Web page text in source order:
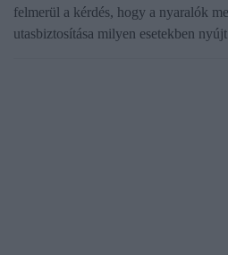
felmerül a kérdés, hogy a nyaralók
utasbiztosítása milyen esetekben